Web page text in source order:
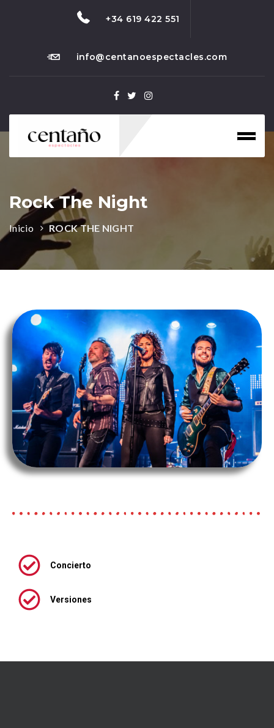
+34 619 422 551
info@centanoespectacles.com
Rock The Night
Inicio ROCK THE NIGHT
Concierto
Versiones